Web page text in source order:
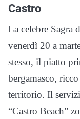
Castro
La celebre Sagra
venerdì 20 a
stesso, il piatto
bergamasco,
territorio. Il
“Castro Beach”